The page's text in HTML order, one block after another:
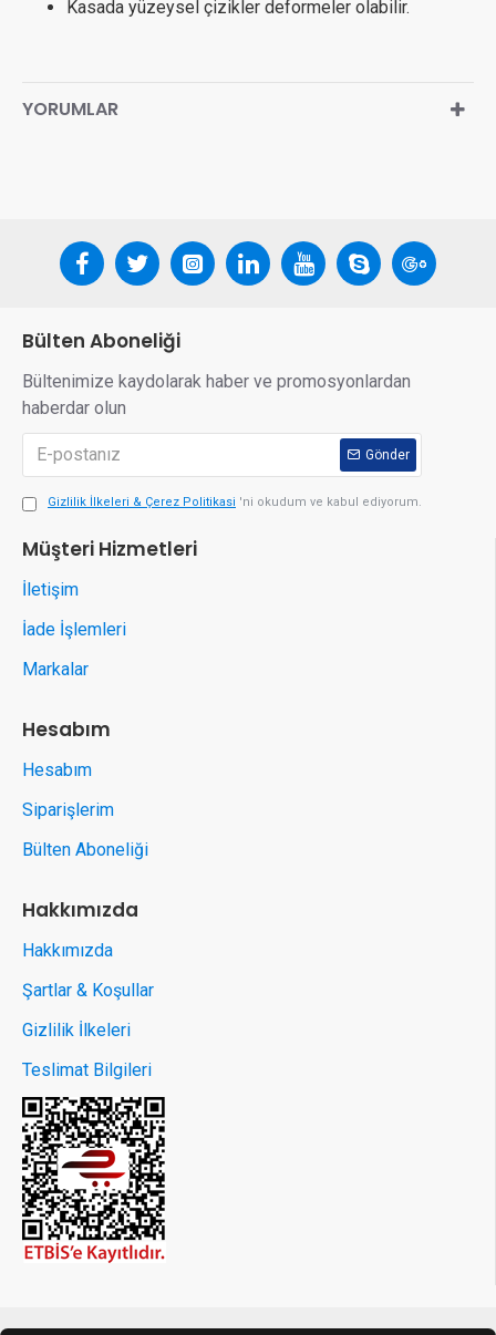
Kasada yüzeysel çizikler deformeler olabilir.
YORUMLAR
Bülten Aboneliği
Bültenimize kaydolarak haber ve promosyonlardan
haberdar olun
Gönder
Gizlilik İlkeleri & Çerez Politikasi 'ni okudum ve kabul ediyorum.
Müşteri Hizmetleri
İletişim
İade İşlemleri
Markalar
Hesabım
Hesabım
Siparişlerim
Bülten Aboneliği
Hakkımızda
Hakkımızda
Şartlar & Koşullar
Gizlilik İlkeleri
Teslimat Bilgileri